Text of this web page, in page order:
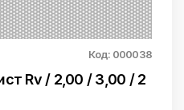
Код: 000038
Rv / 2,00 / 3,00 / 2